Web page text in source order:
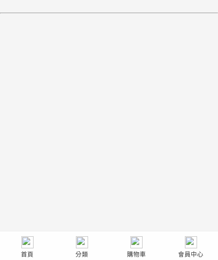
首頁 分類 購物車 會員中心